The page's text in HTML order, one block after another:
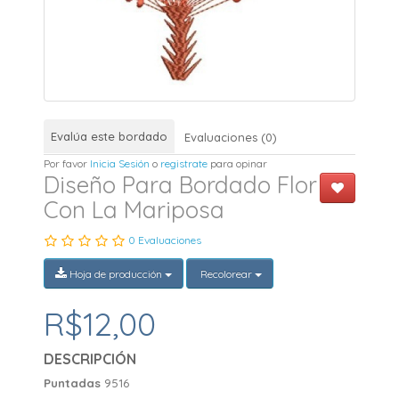
Evalúa este bordado Evaluaciones (0)
Por favor Inicia Sesión o registrate para opinar
Diseño Para Bordado Flor
Con La Mariposa
0 Evaluaciones
Hoja de producción Recolorear
R$12,00
DESCRIPCIÓN
Puntadas 9516